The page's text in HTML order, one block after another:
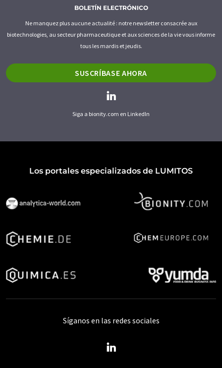
BOLETÍN ELECTRÓNICO
Ne manquez plus aucune actualité : notre newsletter consacrée aux
biotechnologies, au secteur pharmaceutique et aux sciences de la vie vous informe
tous les mardis et jeudis.
SUSCRÍBASE AHORA
Siga a bionity.com en LinkedIn
Los portales especializados de LUMITOS
Síganos en las redes sociales